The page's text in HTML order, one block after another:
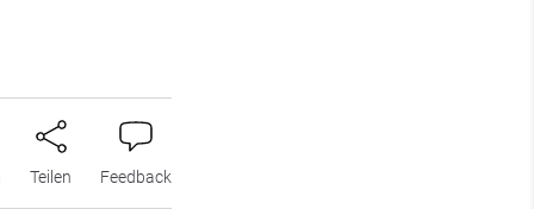
Teilen Feedback